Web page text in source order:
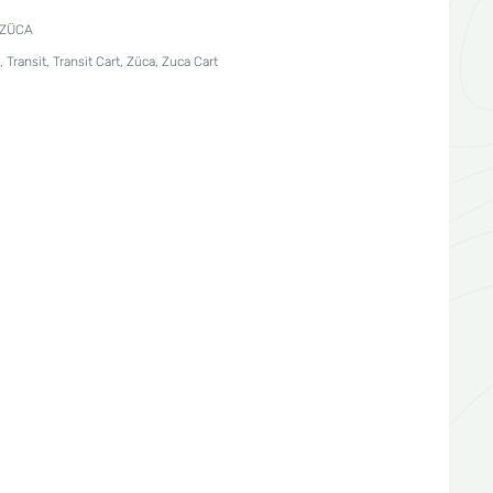
ZÜCA
, Transit, Transit Cart, Züca, Zuca Cart